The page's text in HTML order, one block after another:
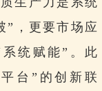
”，更要市场应
统赋能”。此
台”的创新联